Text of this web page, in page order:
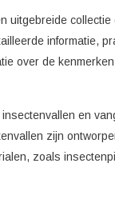
uitgebreide
informatie,
over de
en
zijn
zoals